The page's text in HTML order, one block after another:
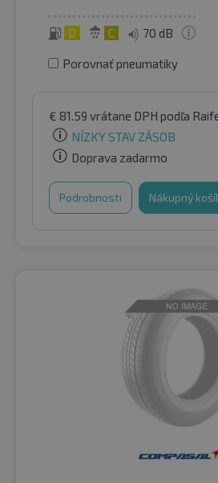
D C 70 dB
Porovnať pneumatiky
€ 81.59 vrátane DPH podľa
NÍZKY STAV ZÁSOB
Doprava zadarmo
Podrobnosti Nákupný